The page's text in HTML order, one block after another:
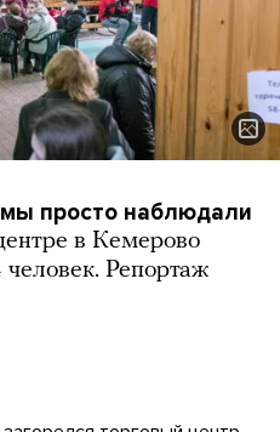
просто наблюдали
в Кемерово
Репортаж